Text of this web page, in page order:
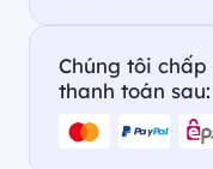
Chúng tôi
thanh toán sau: